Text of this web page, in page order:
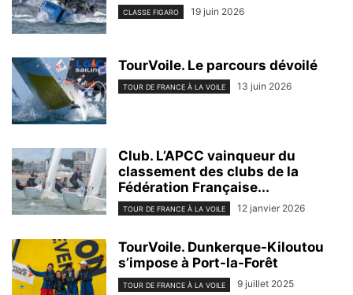
CLASSE FIGARO 19 juin 2026
TourVoile. Le parcours dévoilé
TOUR DE FRANCE À LA VOILE 13 juin 2026
Club. L’APCC vainqueur du
classement des clubs de la
Fédération Française...
TOUR DE FRANCE À LA VOILE 12 janvier 2026
TourVoile. Dunkerque-Kiloutou
s’impose à Port-la-Forêt
TOUR DE FRANCE À LA VOILE 9 juillet 2025